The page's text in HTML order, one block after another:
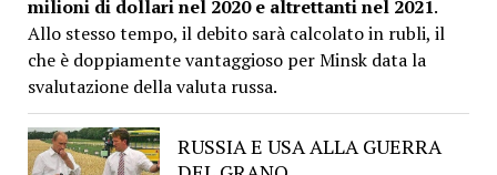
milioni di dollari nel 2020 e altrettanti nel 2021.
Allo stesso tempo, il debito sarà calcolato in rubli, il
che è doppiamente vantaggioso per Minsk data la
svalutazione della valuta russa.
RUSSIA E USA ALLA GUERRA